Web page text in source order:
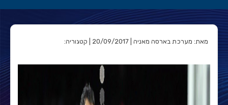
מאת: מערכת בארסה מאניה | 20/09/2017 | קטגוריה: